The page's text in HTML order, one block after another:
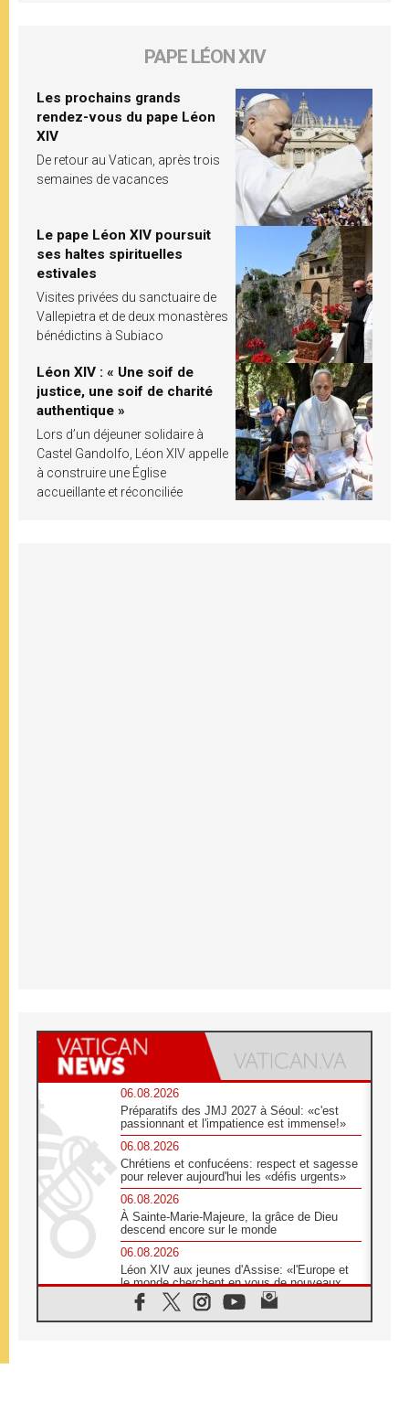
PAPE LÉON XIV
Les prochains grands
rendez-vous du pape Léon
XIV
De retour au Vatican, après trois
semaines de vacances
Le pape Léon XIV poursuit
ses haltes spirituelles
estivales
Visites privées du sanctuaire de
Vallepietra et de deux monastères
bénédictins à Subiaco
Léon XIV : « Une soif de
justice, une soif de charité
authentique »
Lors d’un déjeuner solidaire à
Castel Gandolfo, Léon XIV appelle
à construire une Église
accueillante et réconciliée
06.08.2026
Préparatifs des JMJ 2027 à Séoul: «c'est
passionnant et l'impatience est immense!»
06.08.2026
Chrétiens et confucéens: respect et sagesse
pour relever aujourd'hui les «défis urgents»
06.08.2026
À Sainte-Marie-Majeure, la grâce de Dieu
descend encore sur le monde
06.08.2026
Léon XIV aux jeunes d'Assise: «l'Europe et
le monde cherchent en vous de nouveaux
saints»
06.08.2026